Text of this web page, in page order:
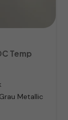
Temp
Metallic